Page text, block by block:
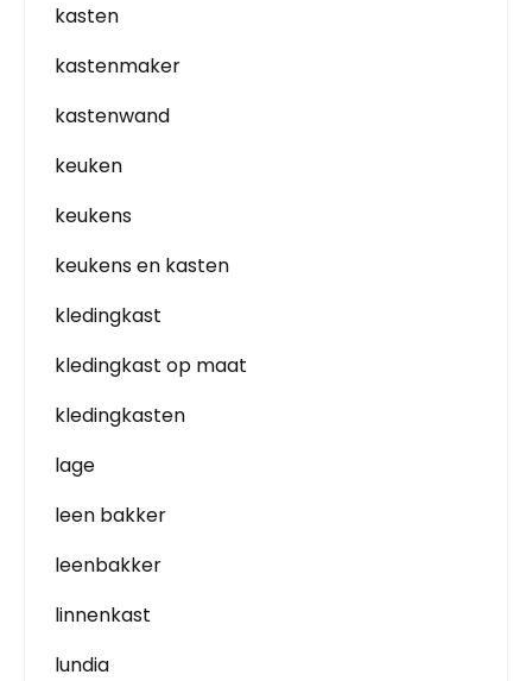
kasten
kastenmaker
kastenwand
keuken
keukens
keukens en kasten
kledingkast
kledingkast op maat
kledingkasten
lage
leen bakker
leenbakker
linnenkast
lundia